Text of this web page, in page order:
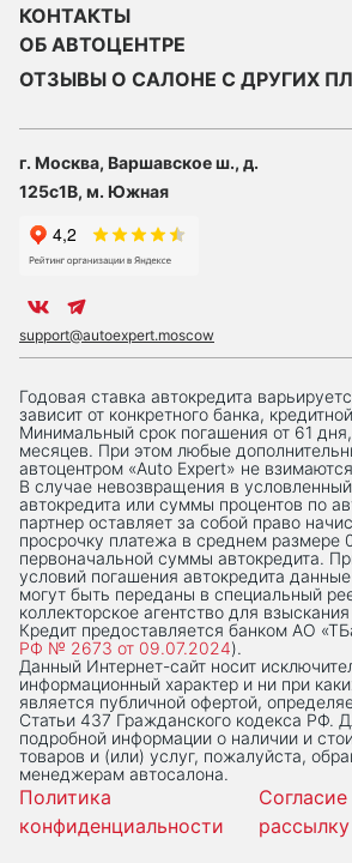
КОНТАКТЫ
ОБ АВТОЦЕНТРЕ
ОТЗЫВЫ О САЛОНЕ С ДРУГИХ
г. Москва, Варшавское ш., д.
125с1В, м. Южная
support@autoexpert.moscow
Годовая ставка автокредита
зависит от конкретного банка,
Минимальный срок погашения от 61
месяцев. При этом любые
автоцентром «Auto Expert» не
В случае невозвращения в
автокредита или суммы процентов по
партнер оставляет за собой право
просрочку платежа в среднем размере
первоначальной суммы автокредита.
условий погашения автокредита
могут быть переданы в специальный
коллекторское агентство для
Кредит предоставляется банком АО
РФ № 2673 от 09.07.2024).
Данный Интернет-сaйт носит
информационный характер и ни при
является публичной офертой,
Статьи 437 Гражданского кодекса РФ.
подробной информации о наличии и
товаров и (или) услуг, пожалуйста,
менеджерам автосалона.
Политика
конфиденциальности
рассылку